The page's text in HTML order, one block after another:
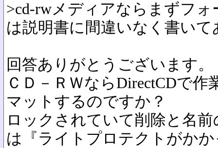
>cd-rwメディアならまずフ
は説明書に間違いなく書いて
回答ありがとうございます。
ＣＤ－ＲＷならDirectCDで
マットするのですか？
ロックされていて削除と名
は『ライトプロテクトがか